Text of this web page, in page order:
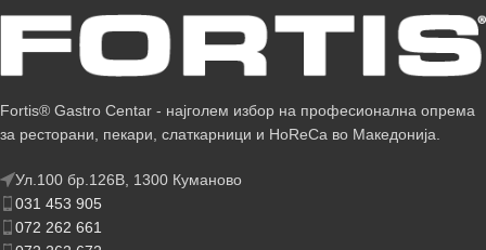
Fortis® Gastro Centar - најголем избор на професионална опрема
за ресторани, пекари, слаткарници и HoReCa во Македонија.
Ул.100 бр.126В, 1300 Куманово
031 453 905
072 262 661